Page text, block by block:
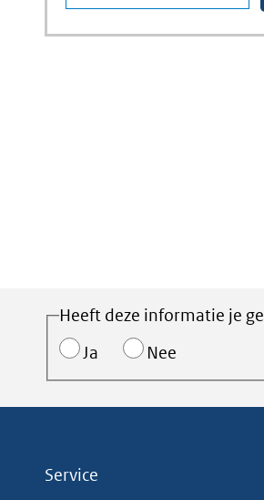
Heeft deze informatie je
Ja
Nee
Service